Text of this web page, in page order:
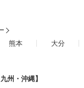
熊本
大分
州・沖縄】